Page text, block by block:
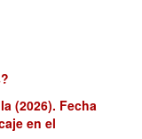
(2026). Fecha
en el